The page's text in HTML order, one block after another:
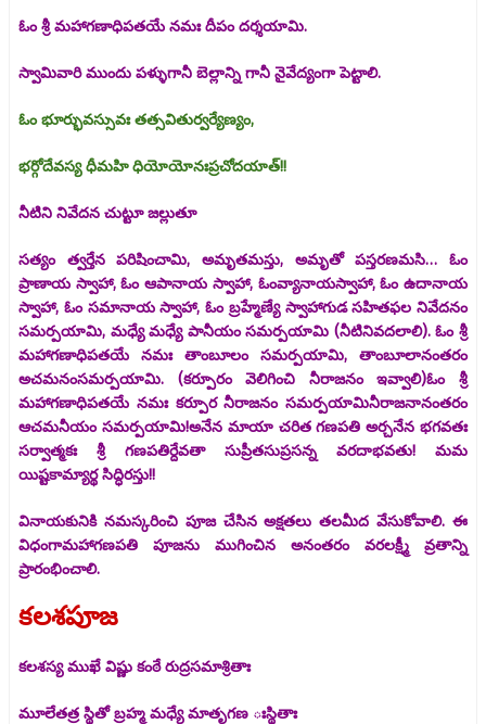
ఓం శ్రీ మహాగణాధిపతయే నమః దీపం దర్శయామి.
స్వామివారి ముందు పళ్ళుగానీ బెల్లాన్ని గానీ నైవేద్యంగా పెట్టాలి.
ఓం భూర్భువస్సువః తత్సవితుర్వర్యేణ్యం,
భర్గోదేవస్య ధీమహి ధియోయోనఃప్రచోదయాత్!!
నీటిని నివేదన చుట్టూ జల్లుతూ
సత్యం త్వర్తేన పరిషించామి, అమృతమస్తు, అమృతో పస్తరణమసి… ఓం
ప్రాణాయ స్వాహా, ఓం ఆపానాయ స్వాహా, ఓంవ్యానాయస్వాహా, ఓం ఉదానాయ
స్వాహా, ఓం సమానాయ స్వాహా, ఓం బ్రహ్మేణ్యే స్వాహాగుడ సహితఫల నివేదనం
సమర్పయామి, మధ్యే మధ్యే పానీయం సమర్పయామి (నీటినివదలాలి). ఓం శ్రీ
మహాగణాధిపతయే నమః తాంబూలం సమర్పయామి, తాంబూలానంతరం
అచమనంసమర్పయామి. (కర్పూరం వెలిగించి నీరాజనం ఇవ్వాలి)ఓం శ్రీ
మహాగణాధిపతయే నమః కర్పూర నీరాజనం సమర్పయామినీరాజనానంతరం
ఆచమనీయం సమర్పయామి!అనేన మాయా చరిత గణపతి అర్చనేన భగవతః
సర్వాత్మకః శ్రీ గణపతిర్దేవతా సుప్రీతసుప్రసన్న వరదాభవతు! మమ
యిష్టకామ్యార్థ సిద్ధిరస్తు!!
వినాయకునికి నమస్కరించి పూజ చేసిన అక్షతలు తలమీద వేసుకోవాలి. ఈ
విధంగామహాగణపతి పూజను ముగించిన అనంతరం వరలక్ష్మీ వ్రతాన్ని
ప్రారంభించాలి.
కలశపూజ
కలశస్య ముఖే విష్ణు కంఠే రుద్రసమాశ్రితాః
మూలేతత్ర స్థితో బ్రహ్మ మధ్యే మాతృగణ ఃస్థితాః